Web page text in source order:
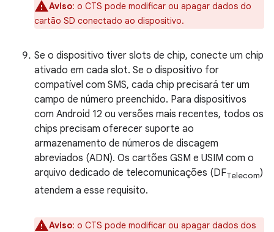
Aviso: o CTS pode modificar ou apagar dados do
cartão SD conectado ao dispositivo.
Se o dispositivo tiver slots de chip, conecte um chip
ativado em cada slot. Se o dispositivo for
compatível com SMS, cada chip precisará ter um
campo de número preenchido. Para dispositivos
com Android 12 ou versões mais recentes, todos os
chips precisam oferecer suporte ao
armazenamento de números de discagem
abreviados (ADN). Os cartões GSM e USIM com o
arquivo dedicado de telecomunicações (DFTelecom)
atendem a esse requisito.
Aviso: o CTS pode modificar ou apagar dados dos